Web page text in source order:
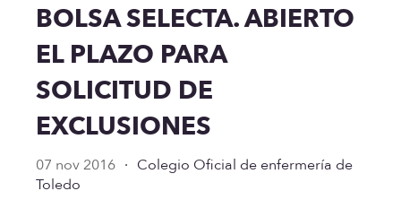
BOLSA SELECTA. ABIERTO
EL PLAZO PARA
SOLICITUD DE
EXCLUSIONES
07 nov 2016 · Colegio Oficial de enfermería de
Toledo